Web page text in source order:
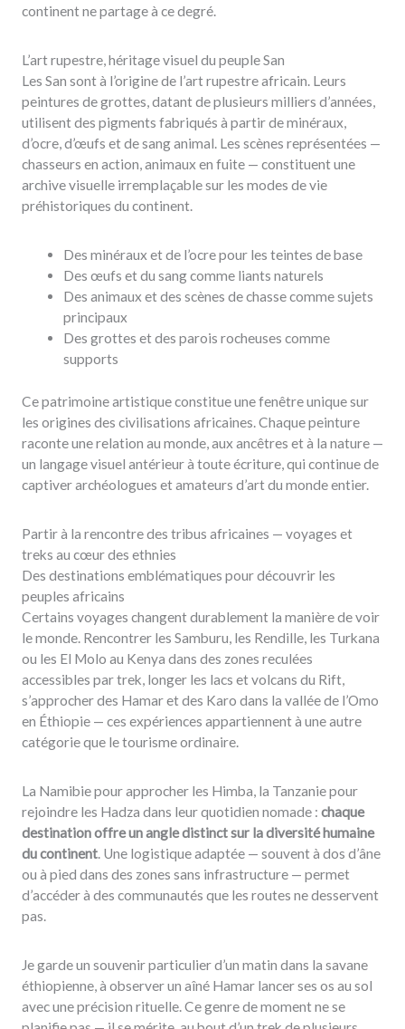
continent ne partage à ce degré.
L’art rupestre, héritage visuel du peuple San
Les San sont à l’origine de l’art rupestre africain. Leurs
peintures de grottes, datant de plusieurs milliers d’années,
utilisent des pigments fabriqués à partir de minéraux,
d’ocre, d’œufs et de sang animal. Les scènes représentées —
chasseurs en action, animaux en fuite — constituent une
archive visuelle irremplaçable sur les modes de vie
préhistoriques du continent.
Des minéraux et de l’ocre pour les teintes de base
Des œufs et du sang comme liants naturels
Des animaux et des scènes de chasse comme sujets
principaux
Des grottes et des parois rocheuses comme
supports
Ce patrimoine artistique constitue une fenêtre unique sur
les origines des civilisations africaines. Chaque peinture
raconte une relation au monde, aux ancêtres et à la nature —
un langage visuel antérieur à toute écriture, qui continue de
captiver archéologues et amateurs d’art du monde entier.
Partir à la rencontre des tribus africaines — voyages et
treks au cœur des ethnies
Des destinations emblématiques pour découvrir les
peuples africains
Certains voyages changent durablement la manière de voir
le monde. Rencontrer les Samburu, les Rendille, les Turkana
ou les El Molo au Kenya dans des zones reculées
accessibles par trek, longer les lacs et volcans du Rift,
s’approcher des Hamar et des Karo dans la vallée de l’Omo
en Éthiopie — ces expériences appartiennent à une autre
catégorie que le tourisme ordinaire.
La Namibie pour approcher les Himba, la Tanzanie pour
rejoindre les Hadza dans leur quotidien nomade : chaque
destination offre un angle distinct sur la diversité humaine
du continent. Une logistique adaptée — souvent à dos d’âne
ou à pied dans des zones sans infrastructure — permet
d’accéder à des communautés que les routes ne desservent
pas.
Je garde un souvenir particulier d’un matin dans la savane
éthiopienne, à observer un aîné Hamar lancer ses os au sol
avec une précision rituelle. Ce genre de moment ne se